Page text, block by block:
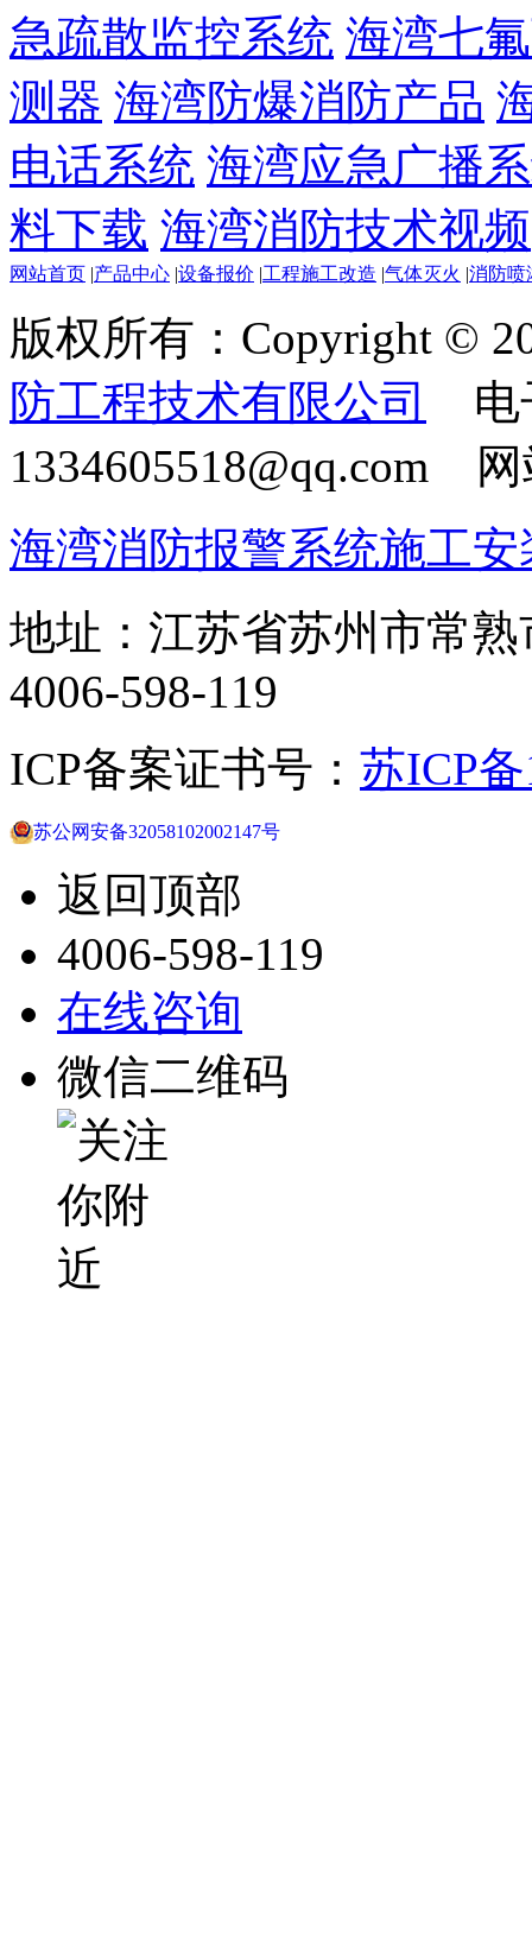
急疏散监控系统 海湾七
测器 海湾防爆消防产品
电话系统 海湾应急广播
料下载 海湾消防技术视频
网站首页 |产品中心 |设备报价 |工程施工改造 |气体灭火 |消防喷
版权所有：Copyright ©
防工程技术有限公司
电
1334605518@qq.com
海湾消防报警系统施工
地址：江苏省苏州市常
4006-598-119
ICP备案证书号： 苏ICP
苏公网安备32058102002147号
返回顶部
4006-598-119
在线咨询
微信二维码